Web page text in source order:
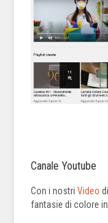
Canale Youtube
Con i nostri Video
fantasie di colore in